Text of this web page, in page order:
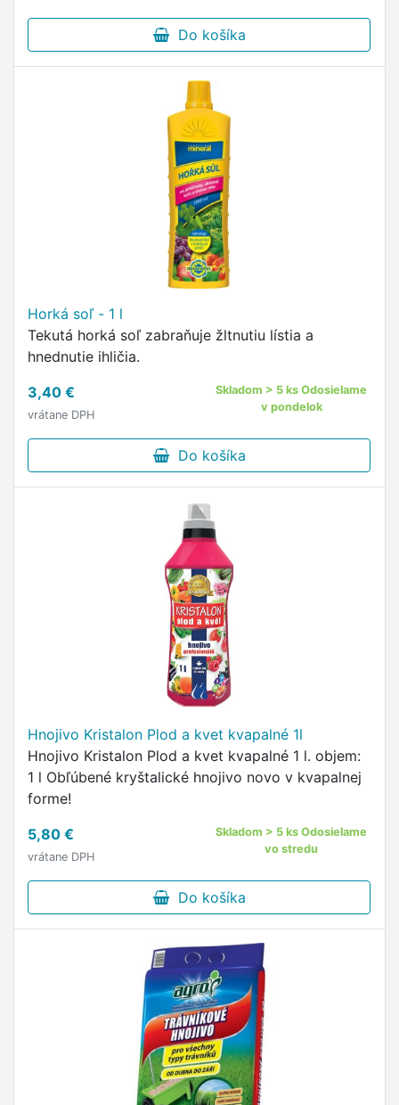
Do košíka
Horká soľ - 1 l
Tekutá horká soľ zabraňuje žltnutiu lístia a
hnednutie ihličia.
3,40 €
vrátane DPH
Skladom > 5 ks Odosielame
v pondelok
Do košíka
Hnojivo Kristalon Plod a kvet kvapalné 1l
Hnojivo Kristalon Plod a kvet kvapalné 1 l. objem:
1 l Obľúbené kryštalické hnojivo novo v kvapalnej
forme!
5,80 €
vrátane DPH
Skladom > 5 ks Odosielame
vo stredu
Do košíka